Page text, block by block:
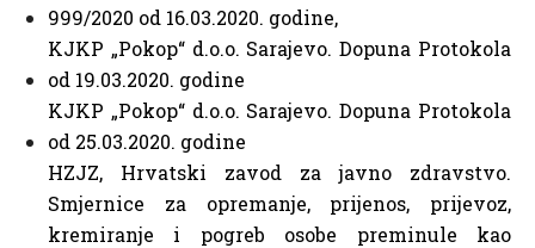
999/2020 od 16.03.2020. godine,
KJKP „Pokop“ d.o.o. Sarajevo. Dopuna Protokola
od 19.03.2020. godine
KJKP „Pokop“ d.o.o. Sarajevo. Dopuna Protokola
od 25.03.2020. godine
HZJZ, Hrvatski zavod za javno zdravstvo.
Smjernice za opremanje, prijenos, prijevoz,
kremiranje i pogreb osobe preminule kao